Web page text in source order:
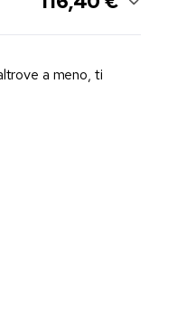
a meno, ti